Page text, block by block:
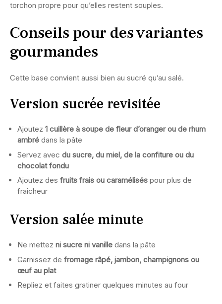
torchon propre pour qu’elles restent souples.
Conseils pour des variantes
gourmandes
Cette base convient aussi bien au sucré qu’au salé.
Version sucrée revisitée
Ajoutez 1 cuillère à soupe de fleur d’oranger ou de rhum
ambré dans la pâte
Servez avec du sucre, du miel, de la confiture ou du
chocolat fondu
Ajoutez des fruits frais ou caramélisés pour plus de
fraîcheur
Version salée minute
Ne mettez ni sucre ni vanille dans la pâte
Garnissez de fromage râpé, jambon, champignons ou
œuf au plat
Repliez et faites gratiner quelques minutes au four